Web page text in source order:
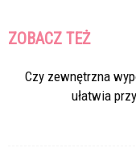
ZOBACZ TEŻ
Czy zewnętrzna
ułatwia